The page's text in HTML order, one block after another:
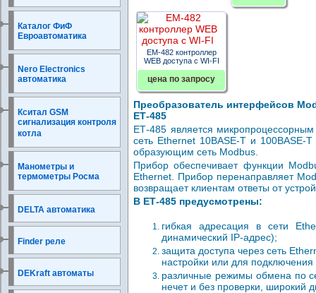
Каталог ФиФ
Евроавтоматика
Nero Electronics
автоматика
Кситал GSM
сигнализация контроля
котла
Манометры и
термометры Росма
DELTA автоматика
Finder реле
DEKraft автоматы
ЕМ-482 контроллер
WEB доступа с WI-FI
цена по запросу
Преобразователь интерфейсов
ЕТ-485
ЕТ-485 является
сеть Ethernet 10BASE-T и
образующим сеть Modbus.
Прибор обеспечивает функции
Ethernet. Прибор перенаправляет
возвращает клиентам ответы от
В ЕТ-485 предусмотрены:
гибкая адресация в сети
динамический IP-адрес);
защита доступа через сеть
настройки или для подключения
различные режимы обмена по
нечет и без проверки, широкий